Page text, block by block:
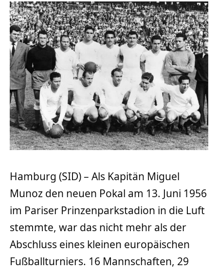
Hamburg (SID) – Als Kapitän Miguel
Munoz den neuen Pokal am 13. Juni 1956
im Pariser Prinzenparkstadion in die Luft
stemmte, war das nicht mehr als der
Abschluss eines kleinen europäischen
Fußballturniers. 16 Mannschaften, 29